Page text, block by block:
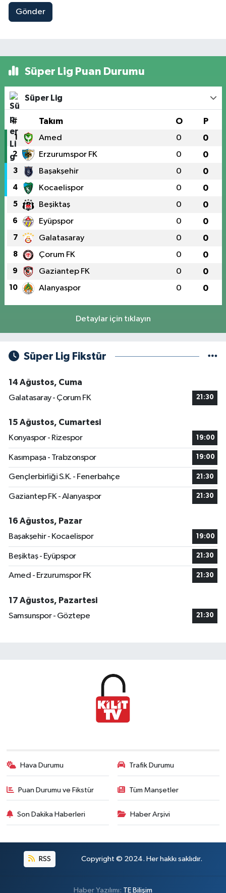
Gönder
Süper Lig Puan Durumu
Süper Lig
# Takım O P
1 Amed 0 0
2 Erzurumspor FK 0 0
3 Başakşehir 0 0
4 Kocaelispor 0 0
5 Beşiktaş 0 0
6 Eyüpspor 0 0
7 Galatasaray 0 0
8 Çorum FK 0 0
9 Gaziantep FK 0 0
10 Alanyaspor 0 0
Detaylar için tıklayın
Süper Lig Fikstür
14 Ağustos, Cuma
Galatasaray - Çorum FK
21:30
15 Ağustos, Cumartesi
Konyaspor - Rizespor
19:00
Kasımpaşa - Trabzonspor 19:00
Gençlerbirliği S.K. - Fenerbahçe 21:30
Gaziantep FK - Alanyaspor 21:30
16 Ağustos, Pazar
Başakşehir - Kocaelispor
19:00
Beşiktaş - Eyüpspor 21:30
Amed - Erzurumspor FK 21:30
17 Ağustos, Pazartesi
Samsunspor - Göztepe
21:30
Hava Durumu Trafik Durumu
Puan Durumu ve Fikstür Tüm Manşetler
Son Dakika Haberleri Haber Arşivi
RSS Copyright © 2024. Her hakkı saklıdır.
Haber Yazılımı: TE Bilişim